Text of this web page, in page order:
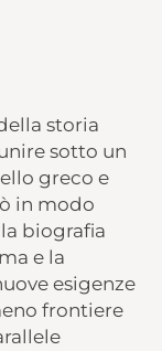
storia
sotto un
greco e
in modo
biografia
e la
esigenze
frontiere